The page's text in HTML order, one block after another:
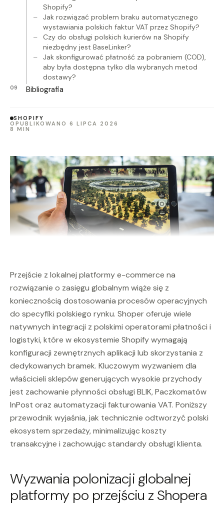
Shopify?
Jak rozwiązać problem braku automatycznego
wystawiania polskich faktur VAT przez Shopify?
Czy do obsługi polskich kurierów na Shopify
niezbędny jest BaseLinker?
Jak skonfigurować płatność za pobraniem (COD),
aby była dostępna tylko dla wybranych metod
dostawy?
Bibliografia
SHOPIFY
OPUBLIKOWANO 6 LIPCA 2026
8 MIN
Przejście z lokalnej platformy e-commerce na
rozwiązanie o zasięgu globalnym wiąże się z
koniecznością dostosowania procesów operacyjnych
do specyfiki polskiego rynku. Shoper oferuje wiele
natywnych integracji z polskimi operatorami płatności i
logistyki, które w ekosystemie Shopify wymagają
konfiguracji zewnętrznych aplikacji lub skorzystania z
dedykowanych bramek. Kluczowym wyzwaniem dla
właścicieli sklepów generujących wysokie przychody
jest zachowanie płynności obsługi BLIK, Paczkomatów
InPost oraz automatyzacji fakturowania VAT. Poniższy
przewodnik wyjaśnia, jak technicznie odtworzyć polski
ekosystem sprzedaży, minimalizując koszty
transakcyjne i zachowując standardy obsługi klienta.
Wyzwania polonizacji globalnej
platformy po przejściu z Shopera